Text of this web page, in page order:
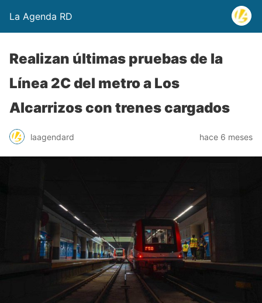
La Agenda RD
Realizan últimas pruebas de la
Línea 2C del metro a Los
Alcarrizos con trenes cargados
laagendard hace 6 meses